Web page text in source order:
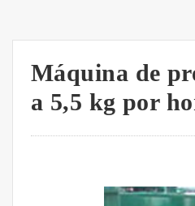
Máquina de
a 5,5 kg por